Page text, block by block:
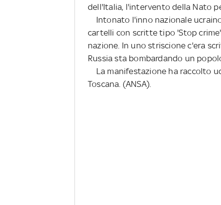
dell'Italia, l'intervento della Nato
Intonato l'inno nazionale
cartelli con scritte tipo 'Stop
nazione. In uno striscione c'era
Russia sta bombardando un
La manifestazione ha raccolto
Toscana. (ANSA).